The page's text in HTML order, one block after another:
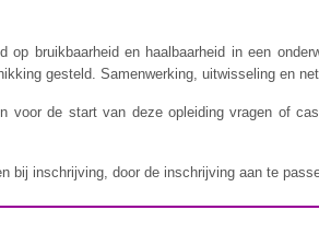
op bruikbaarheid en haalbaarheid in een
gesteld. Samenwerking, uitwisseling en
voor de start van deze opleiding vragen of
bij inschrijving, door de inschrijving aan te